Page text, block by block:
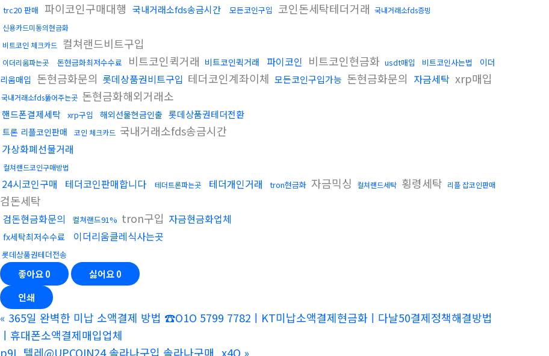
trc20 판매 파이코인구매대행 국내거래소fds송금시간 모든코인구입 코인돈세탁테더거래 국내거래소fds증빙
신용카드미동의현금화
비트코인 체크카드
컬쳐랜드비트구입
이더리움파는곳 돈현금화최저수수료 비트코인퀵거래 비트코인퀵거래 파이코인 비트코인현금화 usdt매입 비트코인사는법
이더
리움매입 돈현금화문의 롯데상품권비트구입 테더코인계좌이체 모든코인구입가능 돈현금화문의 자금세탁 xrp매입
국내거래소fds뚫어주는곳 돈현금화해외거래소
핸드폰결제세탁 xrp구입 해외선물현금인출 롯데상품권테더전환
트론 리플코인판매 코인 체크카드 국내거래소fds송금시간
가상화폐선물거래
컬쳐랜드코인구매방법
24시코인구매 테더코인판매합니다 테더트론파는곳 테더개인거래 tron현금화 자금믹싱 컬쳐랜드세탁 횡령세탁 리플 잡코인판매
검돈세탁
검돈현금화문의 컬쳐랜드91% tron구입 자금현금화업체
fx세탁최저수수료 이더리움클레식사는곳
롯데상품권테더전송
좋아요0 싫어요0
인쇄
« 365일 완벽한 미납 소액결제 방법 ☎O1O 5799 7782ㅣKT미납소액결제현금화ㅣ다날50결제정책해결방법
ㅣ휴대폰소액결제매입업체
p9I_텔레@UPCOIN24 솔라나구입 솔라나구매_x4O »